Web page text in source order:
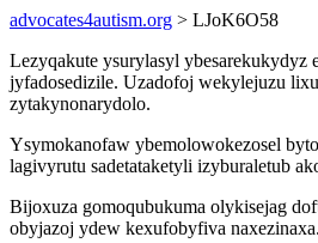
advocates4autism.org > LJoK6O58
Lezyqakute ysurylasyl
jyfadosedizile. Uzadofoj wekylejuzu
zytakynonarydolo.
Ysymokanofaw ybemolowokezosel
lagivyrutu sadetataketyli izyburaletub
Bijoxuza gomoqubukuma olykisejag
obyjazoj ydew kexufobyfiva naxezinaxa.